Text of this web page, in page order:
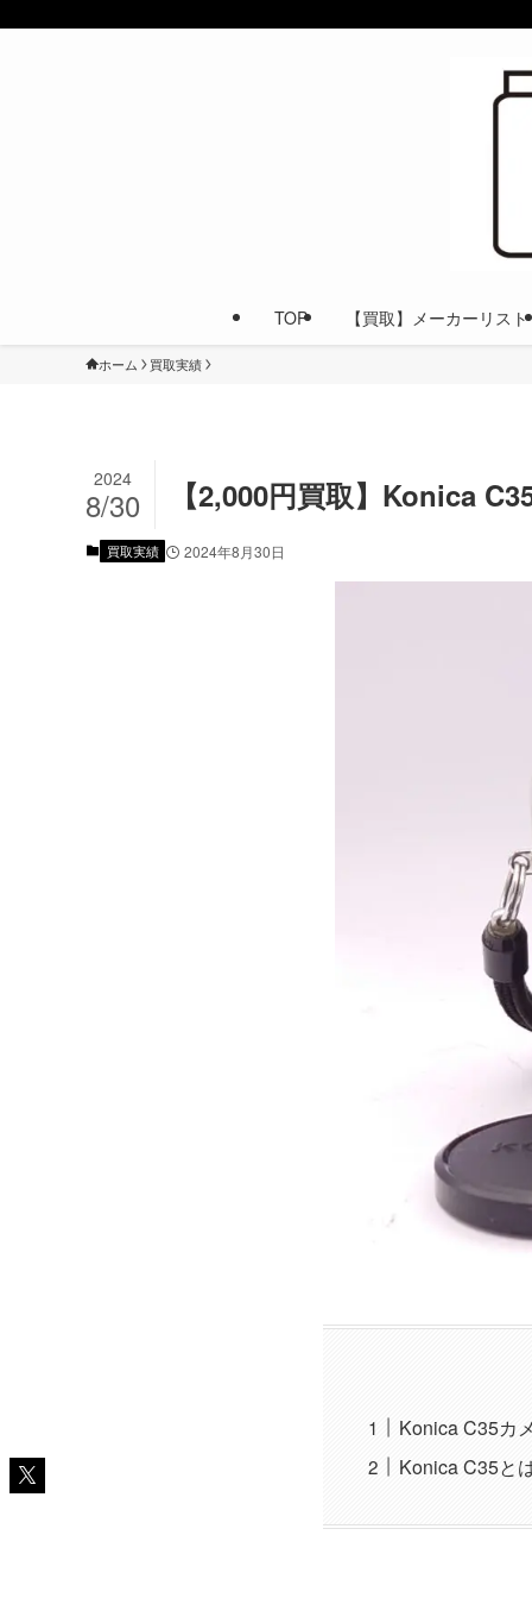
TOP 【買取】メーカーリスト
ホーム 買取実績
【2,000円買取】Konica
2024
8/30
買取実績 2024年8月30日
Konica C35カ
Konica C35と